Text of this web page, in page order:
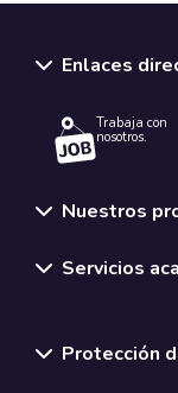
Enlaces
Trabaja con
nosotros.
Nuestros
Servicios
Protección